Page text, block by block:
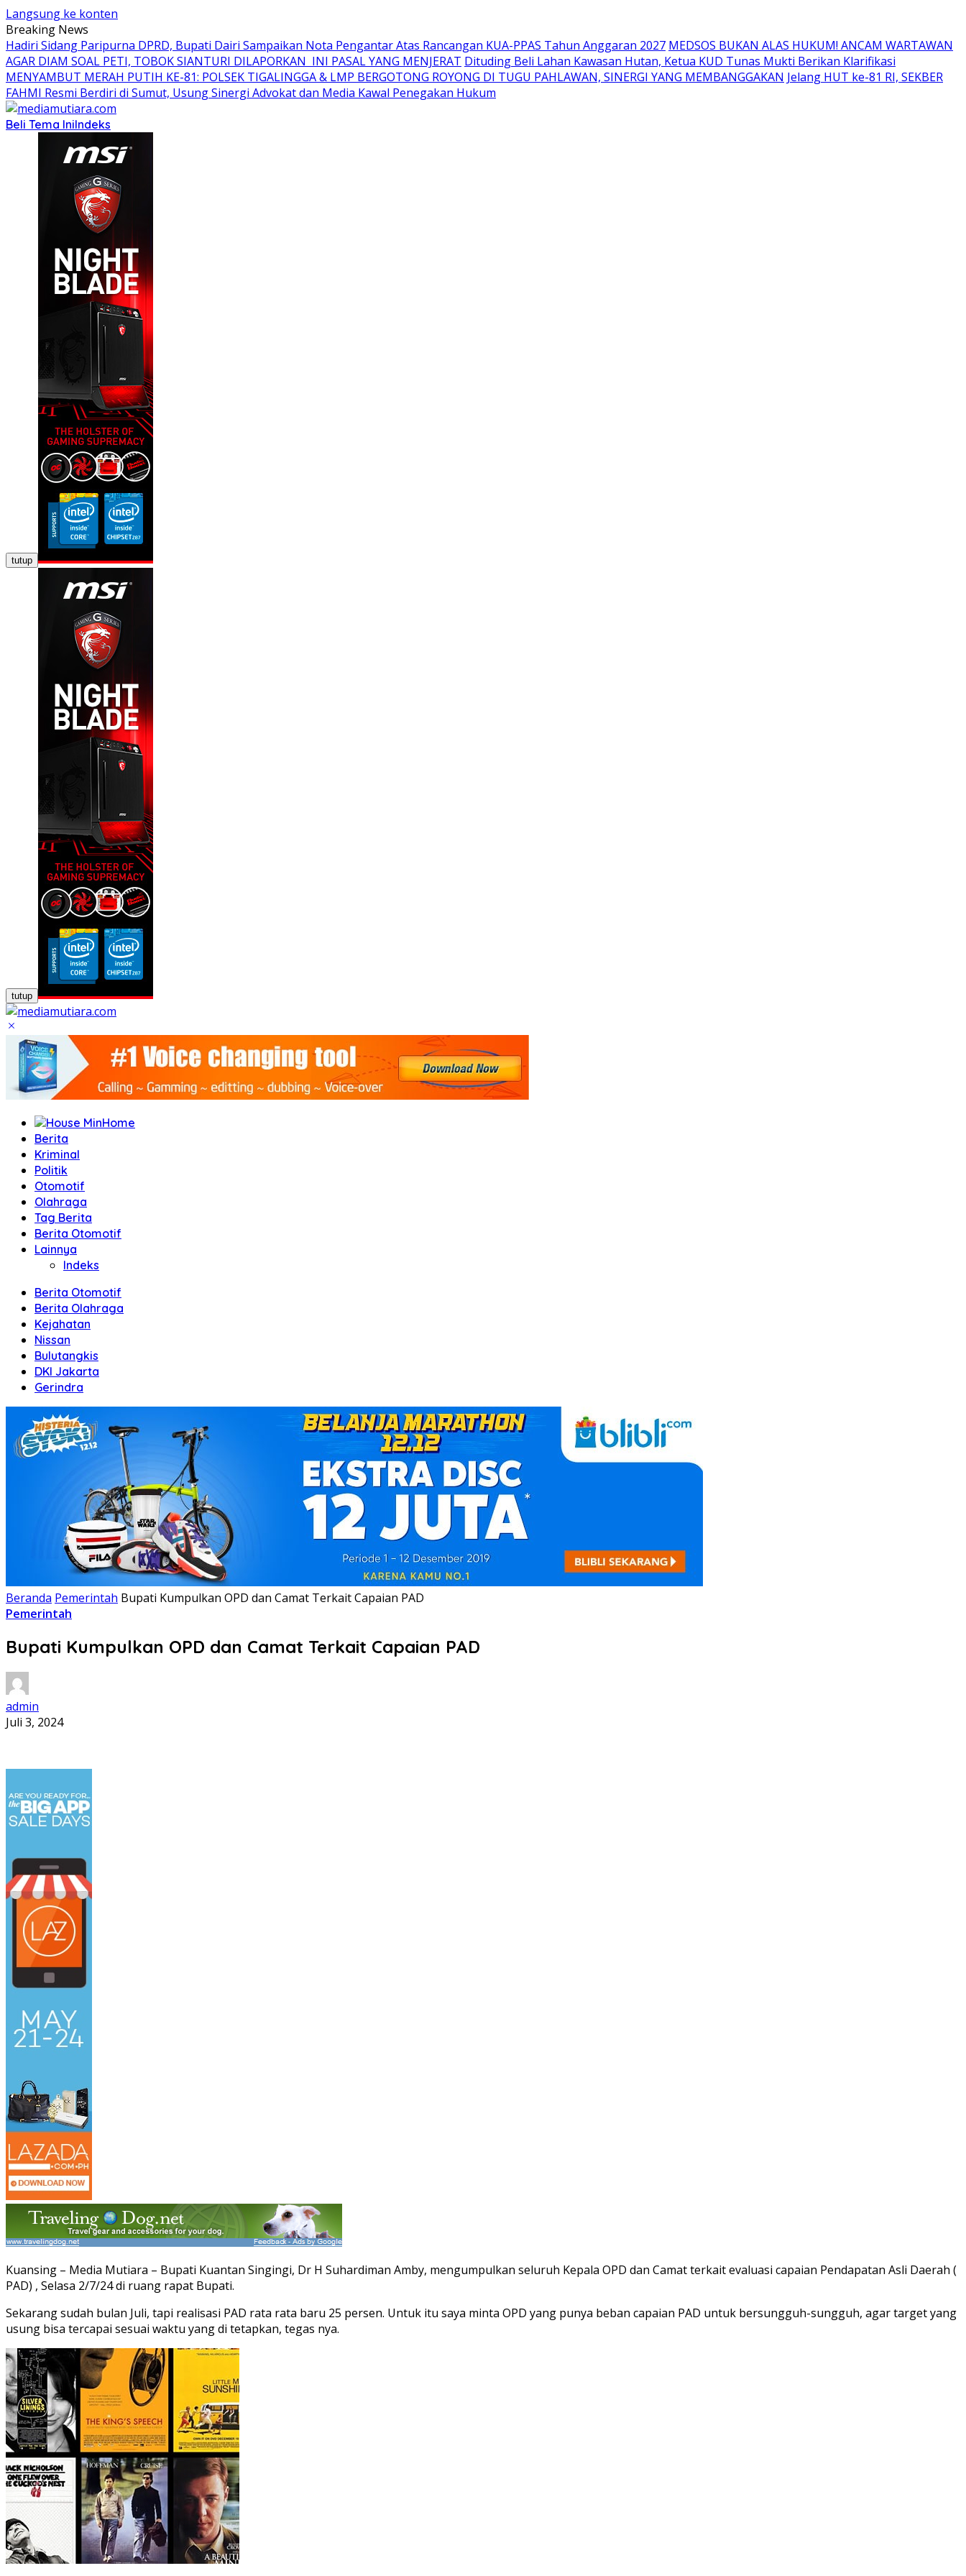
Langsung ke konten
Breaking News
Hadiri Sidang Paripurna DPRD, Bupati Dairi Sampaikan Nota Pengantar Atas Rancangan KUA-PPAS Tahun Anggaran 2027 MEDSOS BUKAN ALAS HUKUM! ANCAM WARTAWAN
AGAR DIAM SOAL PETI, TOBOK SIANTURI DILAPORKAN INI PASAL YANG MENJERAT Dituding Beli Lahan Kawasan Hutan, Ketua KUD Tunas Mukti Berikan Klarifikasi
MENYAMBUT MERAH PUTIH KE-81: POLSEK TIGALINGGA & LMP BERGOTONG ROYONG DI TUGU PAHLAWAN, SINERGI YANG MEMBANGGAKAN Jelang HUT ke-81 RI, SEKBER
FAHMI Resmi Berdiri di Sumut, Usung Sinergi Advokat dan Media Kawal Penegakan Hukum
Beli Tema IniIndeks
tutup
tutup
Home
Berita
Kriminal
Politik
Otomotif
Olahraga
Tag Berita
Berita Otomotif
Lainnya
Indeks
Berita Otomotif
Berita Olahraga
Kejahatan
Nissan
Bulutangkis
DKI Jakarta
Gerindra
Beranda Pemerintah Bupati Kumpulkan OPD dan Camat Terkait Capaian PAD
Pemerintah
Bupati Kumpulkan OPD dan Camat Terkait Capaian PAD
admin
Juli 3, 2024
Kuansing – Media Mutiara – Bupati Kuantan Singingi, Dr H Suhardiman Amby, mengumpulkan seluruh Kepala OPD dan Camat terkait evaluasi capaian Pendapatan Asli Daerah (
PAD) , Selasa 2/7/24 di ruang rapat Bupati.
Sekarang sudah bulan Juli, tapi realisasi PAD rata rata baru 25 persen. Untuk itu saya minta OPD yang punya beban capaian PAD untuk bersungguh-sungguh, agar target yang
usung bisa tercapai sesuai waktu yang di tetapkan, tegas nya.